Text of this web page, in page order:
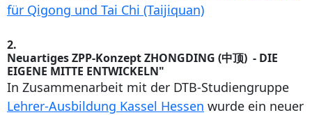
für Qigong und Tai Chi (Taijiquan)
2.
Neuartiges ZPP-Konzept ZHONGDING (中顶) - DIE
EIGENE MITTE ENTWICKELN"
In Zusammenarbeit mit der DTB-Studiengruppe
Lehrer-Ausbildung Kassel Hessen wurde ein neuer